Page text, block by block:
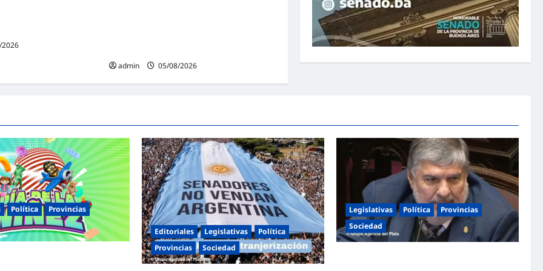
admin
05/08/2026
Política
Provincias
Editoriales Legislativas
Política
Provincias
Sociedad
Legislativas Política
Provincias
Sociedad